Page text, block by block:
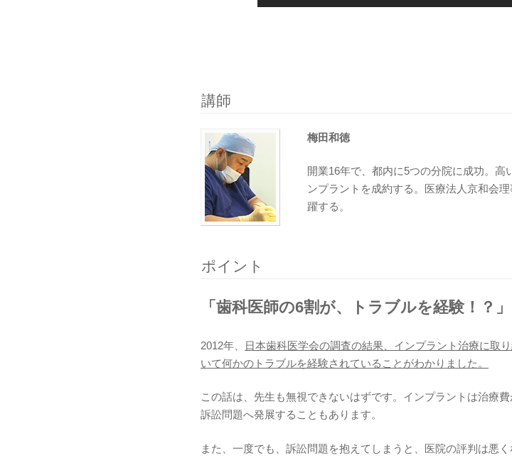
講師
梅田和徳
開業16年で、都内に5つの分院に成功。
ンプラントを成約する。医療法人京和会
躍する。
ポイント
「歯科医師の6割が、トラブルを経験！？」
2012年、
日本歯科医学会の調査の結果、インプラント治療に取
いて何かのトラブルを経験されていることがわかりました。
この話は、先生も無視できないはずです。インプラントは治療
訴訟問題へ発展することもあります。
また、一度でも、訴訟問題を抱えてしまうと、医院の評判は悪